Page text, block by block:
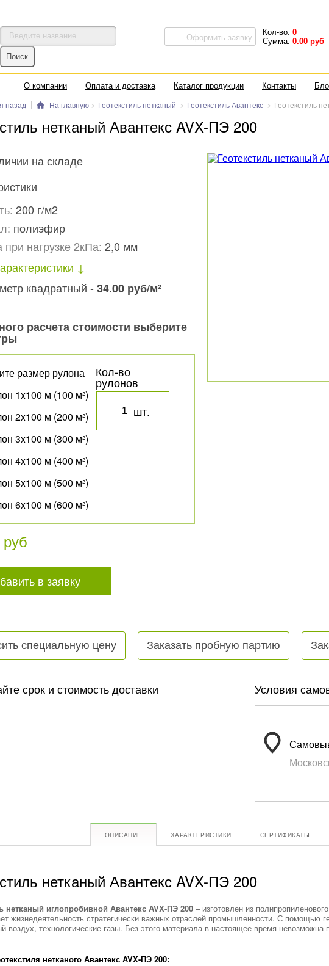
Оформить заявку Кол-во:0
Сумма: 0.00 руб
О компании Оплата и доставка Каталог продукции Контакты
назад На главную Геотекстиль нетканый Геотекстиль Авантекс Геотекстиль
нетканый Авантекс AVX-ПЭ 200
на складе
200 г/м2
полиэфир
нагрузке 2кПа: 2,0 мм
квадратный - 34.00 руб/м²
расчета стоимости выберите
размер рулона
1x100 м (100 м²)
2x100 м (200 м²)
3x100 м (300 м²)
4x100 м (400 м²)
5x100 м (500 м²)
6x100 м (600 м²)
Кол-во
рулонов
шт.
в заявку
специальную цену Заказать пробную партию
срок и стоимость доставки Условия
ОПИСАНИЕ ХАРАКТЕРИСТИКИ СЕРТИФИКАТЫ
нетканый Авантекс AVX-ПЭ 200
нетканый иглопробивной Авантекс AVX-ПЭ 200– изготовлен из
жизнедеятельность стратегически важных отраслей промышленности. С помощью
воздух, технологические газы. Без этого материала в настоящее время
нетканого Авантекс AVX-ПЭ 200: